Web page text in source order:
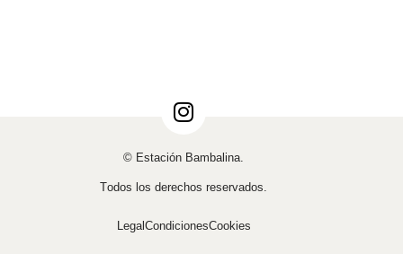
© Estación Bambalina.
Todos los derechos reservados.
Legal CondicionesCookies